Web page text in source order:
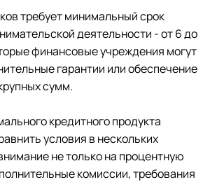
требует минимальный срок
деятельности - от 6 до
финансовые учреждения могут
гарантии или обеспечение
сумм.
кредитного продукта
условия в нескольких
не только на процентную
комиссии, требования